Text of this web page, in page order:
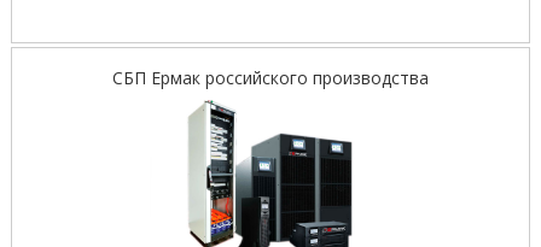
СБП Ермак российского производства